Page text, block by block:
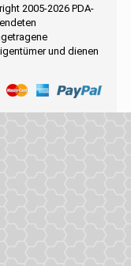
2005-2026 PDA-
und dienen